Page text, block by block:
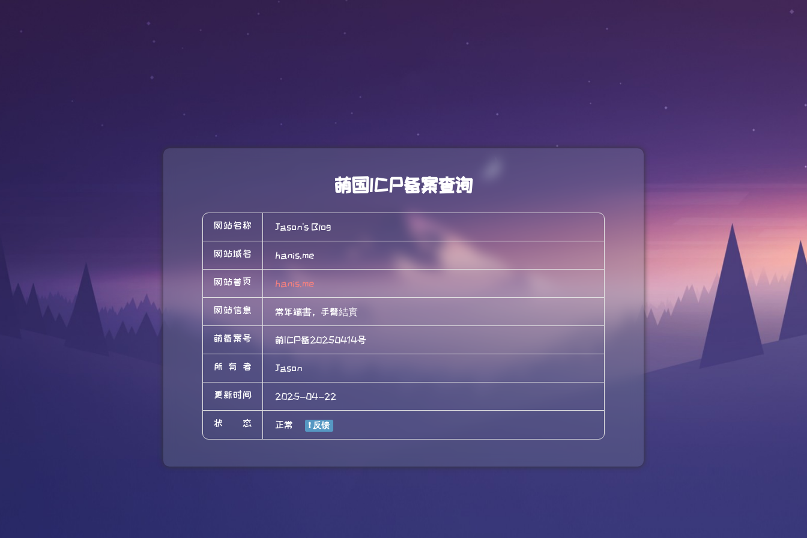
萌国ICP备案查询
网站名称 Jason's Blog
网站域名 hanis.me
网站首页 hanis.me
网站信息 常年端書，手臂結實
萌备案号 萌ICP备20250414号
所有者 Jason
更新时间 2025-04-22
状态 正常